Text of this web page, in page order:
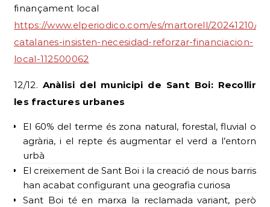
finançament local
https://www.elperiodico.com/es/martorell/20241210/
catalanes-insisten-necesidad-reforzar-financiacion-
local-112500062
12/12. Anàlisi del municipi de Sant Boi: Recollir
les fractures urbanes
El 60% del terme és zona natural, forestal, fluvial o
agrària, i el repte és augmentar el verd a l’entorn
urbà
El creixement de Sant Boi i la creació de nous barris
han acabat configurant una geografia curiosa
Sant Boi té en marxa la reclamada variant, però